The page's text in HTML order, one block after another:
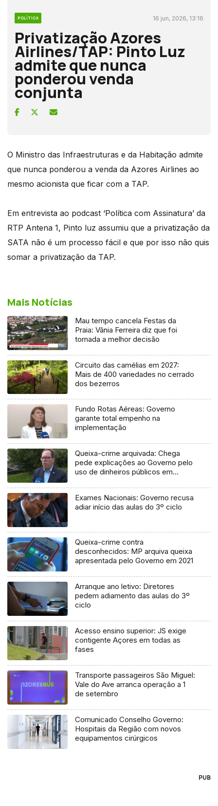
POLÍTICA 16 jun, 2026, 13:16
Privatização Azores
Airlines/TAP: Pinto Luz
admite que nunca
ponderou venda
conjunta
O Ministro das Infraestruturas e da Habitação admite
que nunca ponderou a venda da Azores Airlines ao
mesmo acionista que ficar com a TAP.
Em entrevista ao podcast ‘Política com Assinatura’ da
RTP Antena 1, Pinto luz assumiu que a privatização da
SATA não é um processo fácil e que por isso não quis
somar a privatização da TAP.
Mais Notícias
Mau tempo cancela Festas da
Praia: Vânia Ferreira diz que foi
tomada a melhor decisão
Circuito das camélias em 2027:
Mais de 400 variedades no cerrado
dos bezerros
Fundo Rotas Aéreas: Governo
garante total empenho na
implementação
Queixa-crime arquivada: Chega
pede explicações ao Governo pelo
uso de dinheiros públicos em
Exames Nacionais: Governo recusa
adiar início das aulas do 3º ciclo
Queixa-crime contra
desconhecidos: MP arquiva queixa
apresentada pelo Governo em 2021
Arranque ano letivo: Diretores
pedem adiamento das aulas do 3º
ciclo
Acesso ensino superior: JS exige
contigente Açores em todas as
fases
Transporte passageiros São Miguel:
Vale do Ave arranca operação a 1
de setembro
Comunicado Conselho Governo:
Hospitais da Região com novos
equipamentos cirúrgicos
PUB